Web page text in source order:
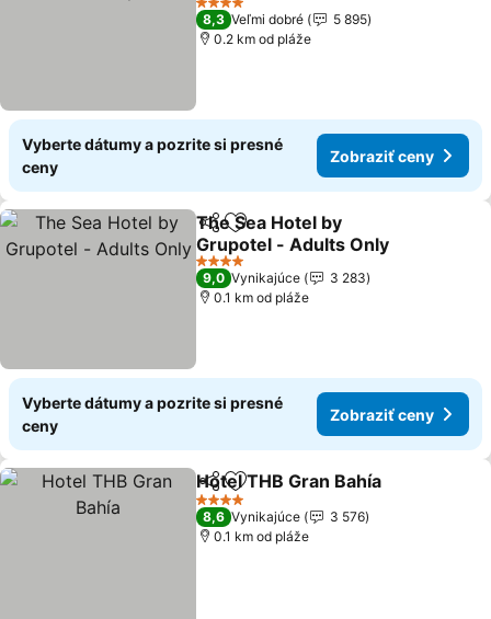
4 Počet hviezdičiek
8,3 Veľmi dobré
5 895
0.2 km od pláže
Vyberte dátumy a pozrite si presné
ceny
Zobraziť ceny
ZdieľaťPridať do obľúbených
The Sea Hotel by
Grupotel - Adults Only
4 Počet hviezdičiek
9,0 Vynikajúce
3 283
0.1 km od pláže
Vyberte dátumy a pozrite si presné
ceny
Zobraziť ceny
ZdieľaťPridať do obľúbených
Hotel THB Gran Bahía
4 Počet hviezdičiek
8,6 Vynikajúce
3 576
0.1 km od pláže